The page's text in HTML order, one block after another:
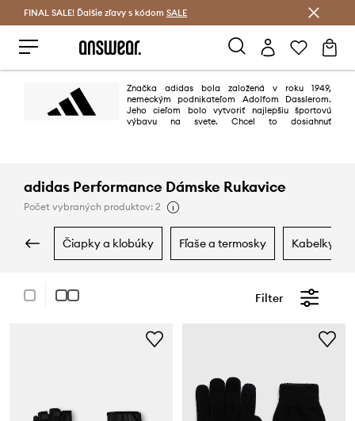
Šetrite s Answear Club >
FINAL SALE! Ďalšie zľavy s kódom SALE
Značka adidas bola založená v roku 1949,
nemeckým podnikateľom Adolfom Dasslerom.
Jeho cieľom bolo vytvoriť najlepšiu športovú
výbavu na svete. Chcel to dosiahnuť
adidas Performance Dámske Rukavice
Počet vybraných produktov: 2
čiapky a klobúky fľaše a termosky kabelky
Filter